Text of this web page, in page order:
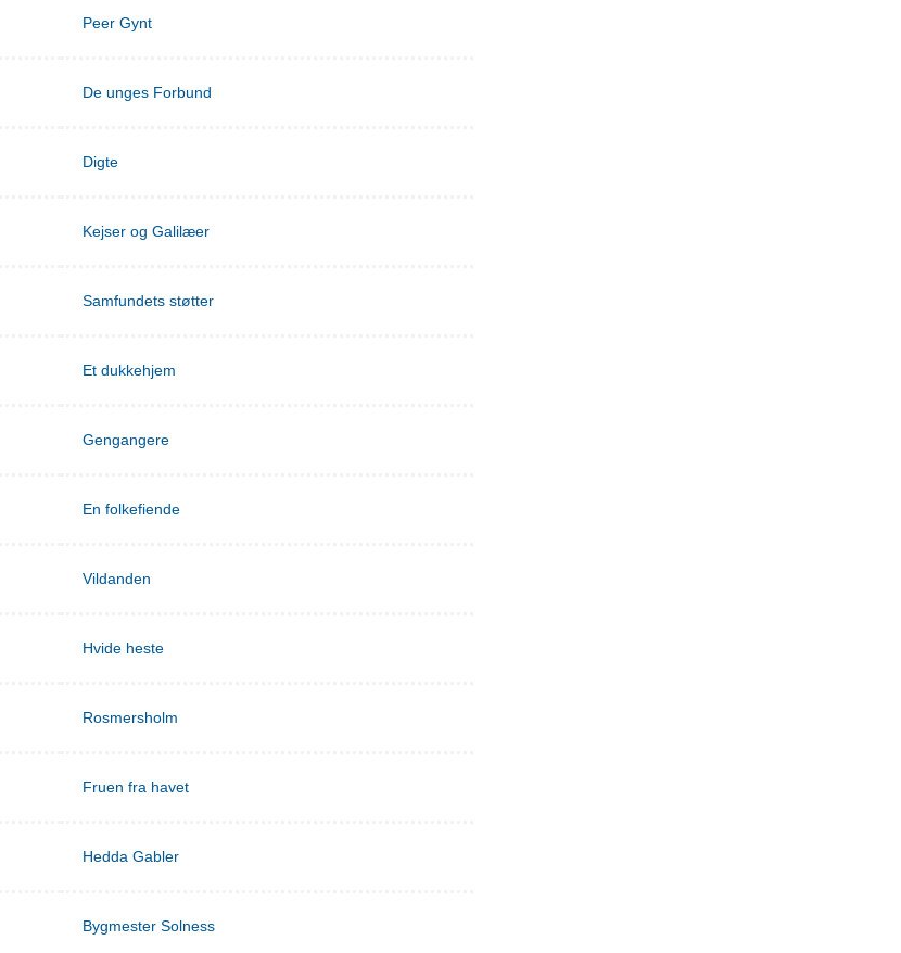
Peer Gynt
De unges Forbund
Digte
Kejser og Galilæer
Samfundets støtter
Et dukkehjem
Gengangere
En folkefiende
Vildanden
Hvide heste
Rosmersholm
Fruen fra havet
Hedda Gabler
Bygmester Solness